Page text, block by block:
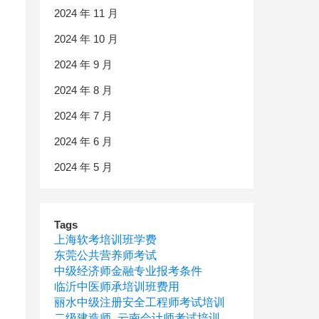
2024 年 11 月
2024 年 10 月
2024 年 9 月
2024 年 8 月
2024 年 7 月
2024 年 6 月
2024 年 5 月
Tags
上海软考培训班学费
东莞公共营养师考试
中级经济师金融专业报考条件
临沂中医师承培训班费用
丽水中级注册安全工程师考试培训